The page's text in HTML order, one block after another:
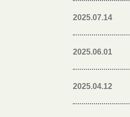
2025.07.14
2025.06.01
2025.04.12